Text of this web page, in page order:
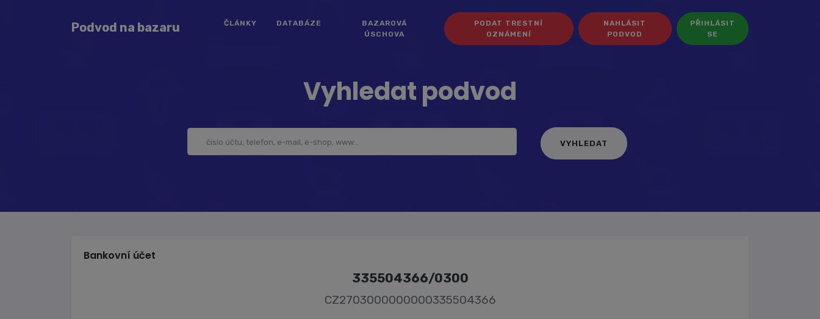
Podvod na bazaru ČLÁNKY DATABÁZE
BAZAROVÁ
ÚSCHOVA
PODAT TRESTNÍ
OZNÁMENÍ
NAHLÁSIT
PODVOD
PŘIHLÁSIT
SE
Vyhledat podvod
Bankovní účet
335504366/0300
CZ2703000000000335504366